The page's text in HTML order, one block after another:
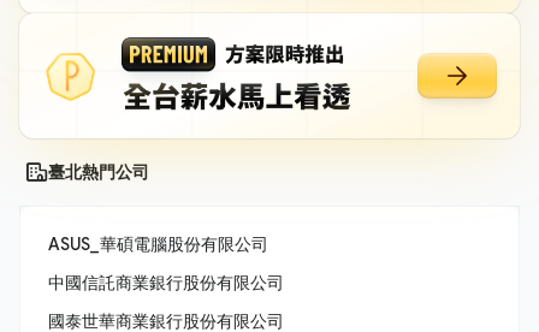
臺北熱門公司
ASUS_華碩電腦股份有限公司
中國信託商業銀行股份有限公司
國泰世華商業銀行股份有限公司